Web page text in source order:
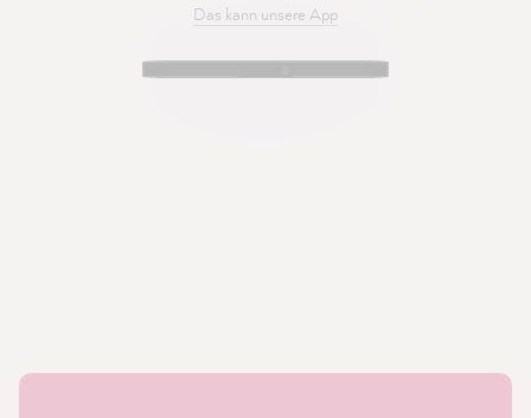
Das kann unsere App